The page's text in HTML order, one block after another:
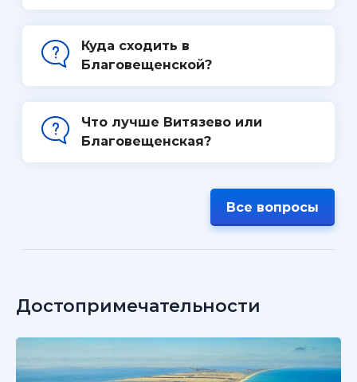
Куда сходить в
Благовещенской?
Что лучше Витязево или
Благовещенская?
Все вопросы
Достопримечательности